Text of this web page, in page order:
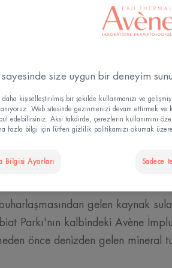
uzanan
nedenlerini
başlatıldı.
geri dönerek
gelen kaynak
Parkı'nın kalbindeki Avène
önce denizden gelen mineral
size uygun bir deneyim
kişiselleştirilmiş bir şekilde kullanmanızı ve
Web sitesinde gezinmenizi devam ettirmek ve
edebilirsiniz. Aksi takdirde, çerezlerin kullanımını
fazla bilgi için lütfen gizlilik politikamızı okumak üzere
Bilgisi Ayarları Sadece